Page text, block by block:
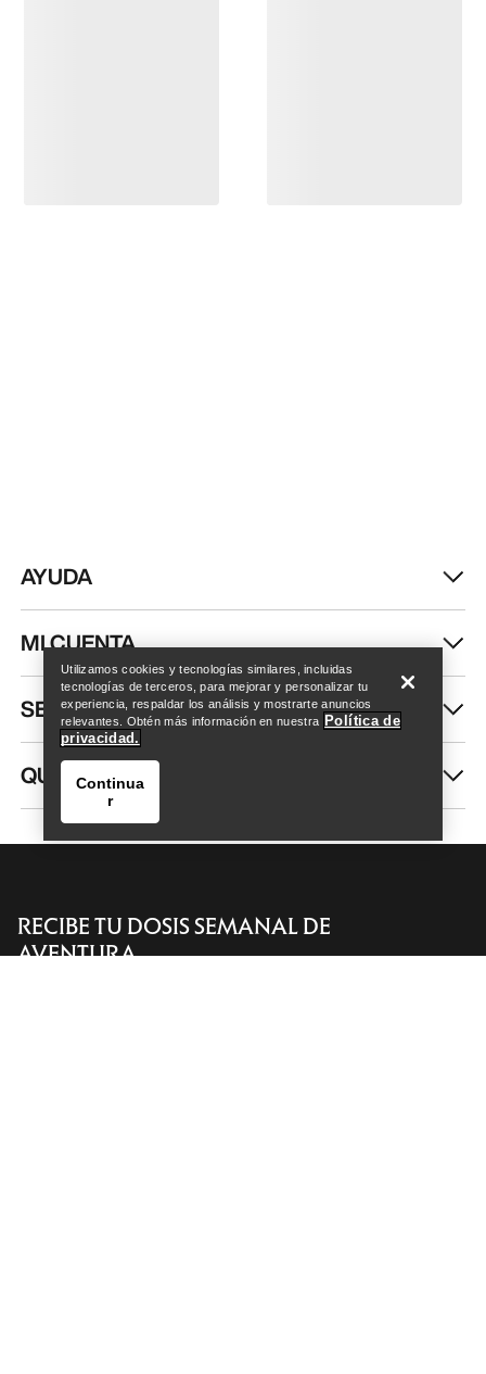
Encuentra una tienda Help
Encuentra una tienda Help
AYUDA
MI CUENTA
SEGUIR COMPRANDO
QUIÉNES SOMOS
RECIBE TU DOSIS SEMANAL DE
AVENTURA
Utilizamos cookies y tecnologías similares, incluidas
tecnologías de terceros, para mejorar y personalizar tu
experiencia, respaldar los análisis y mostrarte anuncios
relevantes. Obtén más información en nuestra Política de
privacidad.
Continua
r